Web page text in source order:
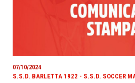
07/10/2024
S.S.D. BARLETTA 1922 - S.S.D. SOCCER